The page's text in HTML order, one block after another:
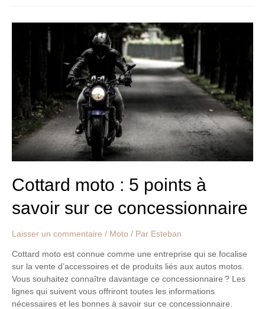
Cottard moto : 5 points à
savoir sur ce concessionnaire
Laisser un commentaire / Moto / Par Esteban
Cottard moto est connue comme une entreprise qui se focalise
sur la vente d’accessoires et de produits liés aux autos motos.
Vous souhaitez connaître davantage ce concessionnaire ? Les
lignes qui suivent vous offriront toutes les informations
nécessaires et les bonnes à savoir sur ce concessionnaire.
à
savoir
ce
concessionnaire